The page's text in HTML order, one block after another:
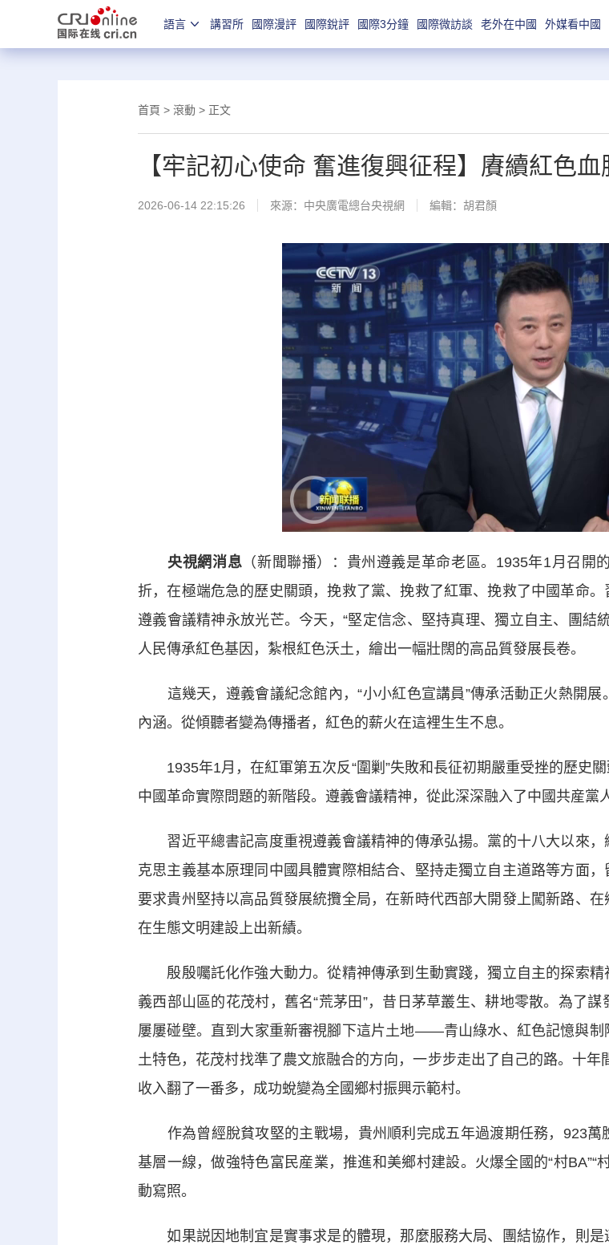
語言 講習所 國際漫評 國際銳評 國際3分鐘 國際微訪談 老外在中國 外媒看中國
首頁 > 滾動 > 正文
【牢記初心使命 奮進復興征程】賡續紅色
2026-06-14 22:15:26 來源： 中央廣電總台央視網 編輯：胡君顏
央視網消息 （新聞聯播）：貴州遵義是革命老區。1935年1月召
折，在極端危急的歷史關頭，挽救了黨、挽救了紅軍、挽救了中國革命
遵義會議精神永放光芒。今天，“堅定信念、堅持真理、獨立自主、團結
人民傳承紅色基因，紮根紅色沃土，繪出一幅壯闊的高品質發展長卷。
這幾天，遵義會議紀念館內，“小小紅色宣講員”傳承活動正火熱開展
內涵。從傾聽者變為傳播者，紅色的薪火在這裡生生不息。
1935年1月，在紅軍第五次反“圍剿”失敗和長征初期嚴重受挫的歷史
中國革命實際問題的新階段。遵義會議精神，從此深深融入了中國共産黨
習近平總書記高度重視遵義會議精神的傳承弘揚。黨的十八大以來，
克思主義基本原理同中國具體實際相結合、堅持走獨立自主道路等方面
要求貴州堅持以高品質發展統攬全局，在新時代西部大開發上闖新路、
在生態文明建設上出新績。
殷殷囑託化作強大動力。從精神傳承到生動實踐，獨立自主的探索精
義西部山區的花茂村，舊名“荒茅田”，昔日茅草叢生、耕地零散。為了
屢屢碰壁。直到大家重新審視腳下這片土地——青山綠水、紅色記憶與
土特色，花茂村找準了農文旅融合的方向，一步步走出了自己的路。十
收入翻了一番多，成功蛻變為全國鄉村振興示範村。
作為曾經脫貧攻堅的主戰場，貴州順利完成五年過渡期任務，923萬
基層一線，做強特色富民産業，推進和美鄉村建設。火爆全國的“村
動寫照。
如果説因地制宜是實事求是的體現，那麼服務大局、團結協作，則是